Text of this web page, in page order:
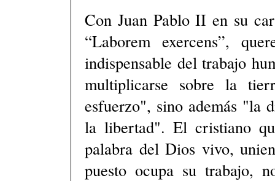
Con Juan Pablo II en su
“Laborem exercens”,
indispensable del trabajo
multiplicarse sobre la
esfuerzo", sino además "la
la libertad". El cristiano
palabra del Dios vivo,
puesto ocupa su trabajo,